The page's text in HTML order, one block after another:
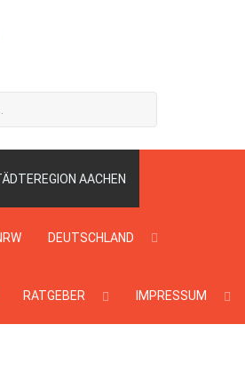
AACHEN
DEUTSCHLAND
RATGEBER IMPRESSUM